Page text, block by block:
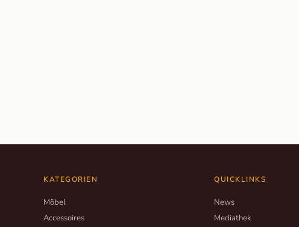
KATEGORIEN
Möbel
Accessoires
QUICKLINKS
News
Mediathek